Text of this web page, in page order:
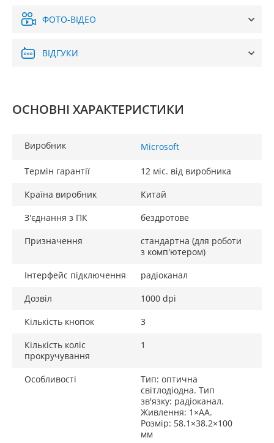
ФОТО-ВІДЕО
ВІДГУКИ
ОСНОВНІ ХАРАКТЕРИСТИКИ
Виробник Microsoft
Термін гарантії
12 міс. від виробника
Країна виробник
Китай
З'єднання з ПК
бездротове
Призначення
стандартна (для роботи
з комп'ютером)
Інтерфейс підключення
радіоканал
Дозвіл
1000 dpi
Кількість кнопок
3
Кількість коліс
прокручування
1
Особливості
Тип: оптична
світлодіодна. Тип
зв'язку: радіоканал.
Живлення: 1×AA.
Розмір: 58.1×38.2×100
мм